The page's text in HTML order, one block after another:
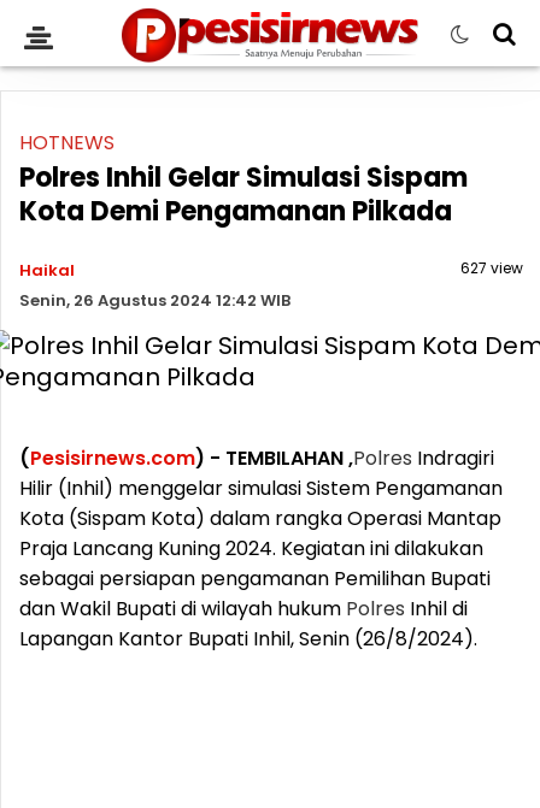
HOTNEWS
Polres Inhil Gelar Simulasi Sispam
Kota Demi Pengamanan Pilkada
Haikal
Senin, 26 Agustus 2024 12:42 WIB
627 view
(Pesisirnews.com) - TEMBILAHAN ,Polres Indragiri
Hilir (Inhil) menggelar simulasi Sistem Pengamanan
Kota (Sispam Kota) dalam rangka Operasi Mantap
Praja Lancang Kuning 2024. Kegiatan ini dilakukan
sebagai persiapan pengamanan Pemilihan Bupati
dan Wakil Bupati di wilayah hukum Polres Inhil di
Lapangan Kantor Bupati Inhil, Senin (26/8/2024).